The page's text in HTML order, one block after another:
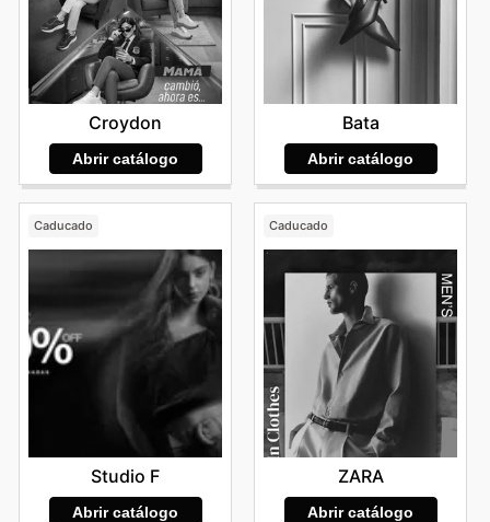
Croydon
Abrir catálogo
Bata
Abrir catálogo
Caducado
Studio F
Abrir catálogo
Caducado
ZARA
Abrir catálogo